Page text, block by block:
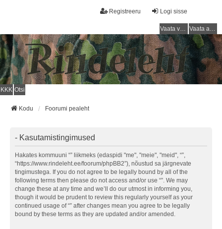
Logi sisse
Registreeru
Vaata vastamata teemasi Vaata aktiivseid teemasid
KKK Otsi
Kodu Foorumi pealeht
- Kasutamistingimused
Hakates kommuuni “” liikmeks (edaspidi "me", "meie", "meid", “”,
“https://www.rindeleht.ee/foorum/phpBB2”), nõustud sa järgnevate
tingimustega. If you do not agree to be legally bound by all of the
following terms then please do not access and/or use “”. We may
change these at any time and we’ll do our utmost in informing you,
though it would be prudent to review this regularly yourself as your
continued usage of “” after changes mean you agree to be legally
bound by these terms as they are updated and/or amended.